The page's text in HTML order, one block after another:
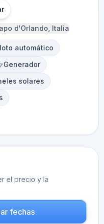
d'Orlando, Italia
automático
Generador
solares
el precio y la
fechas